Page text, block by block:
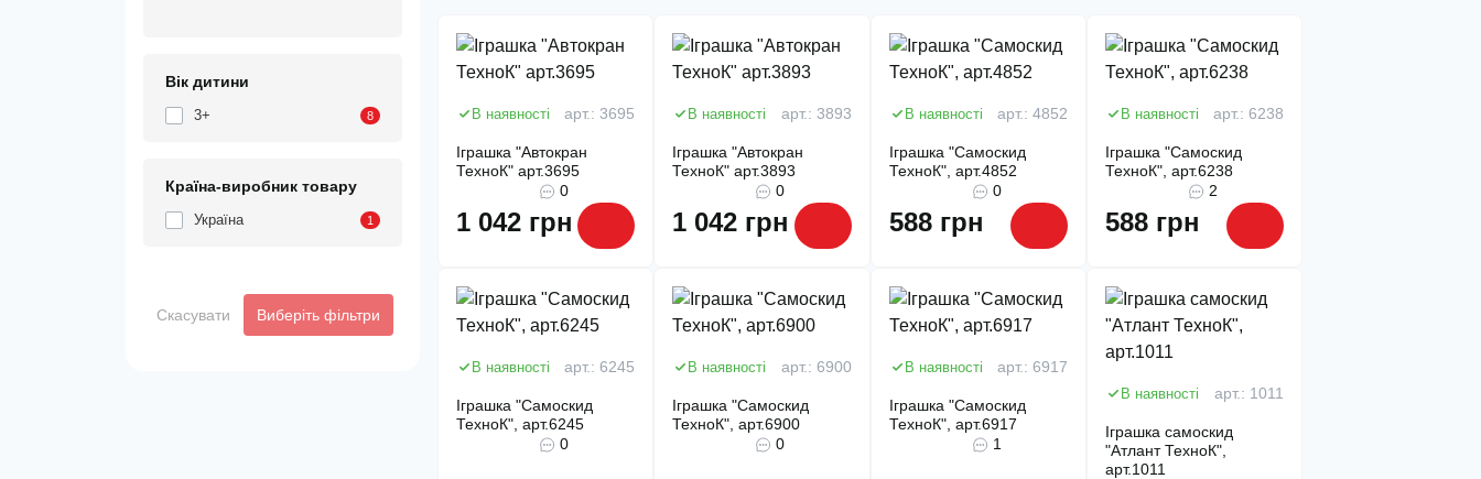
Вік дитини
3+ 8
Країна-виробник товару
Україна 1
Скасувати Виберіть фільтри
В наявності арт.: 3695
Іграшка "Автокран
ТехноК" арт.3695
0
1 042 грн
В наявності арт.: 3893
Іграшка "Автокран
ТехноК" арт.3893
0
1 042 грн
В наявності арт.: 4852
Іграшка "Самоскид
ТехноК", арт.4852
0
588 грн
В наявності арт.: 6238
Іграшка "Самоскид
ТехноК", арт.6238
2
588 грн
В наявності арт.: 6245
Іграшка "Самоскид
ТехноК", арт.6245
0
В наявності арт.: 6900
Іграшка "Самоскид
ТехноК", арт.6900
0
В наявності арт.: 6917
Іграшка "Самоскид
ТехноК", арт.6917
1
В наявності арт.: 1011
Іграшка самоскид
"Атлант ТехноК",
арт.1011